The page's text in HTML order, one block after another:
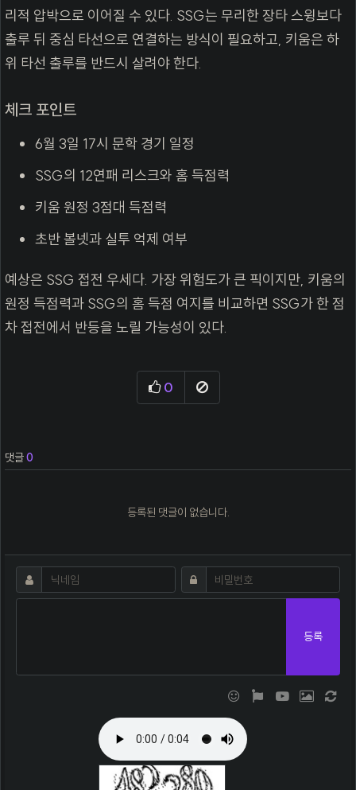
리적 압박으로 이어질 수 있다. SSG는 무리한 장타 스윙보다
출루 뒤 중심 타선으로 연결하는 방식이 필요하고, 키움은 하
위 타선 출루를 반드시 살려야 한다.
체크 포인트
6월 3일 17시 문학 경기 일정
SSG의 12연패 리스크와 홈 득점력
키움 원정 3점대 득점력
초반 볼넷과 실투 억제 여부
예상은 SSG 접전 우세다. 가장 위험도가 큰 픽이지만, 키움의
원정 득점력과 SSG의 홈 득점 여지를 비교하면 SSG가 한 점
차 접전에서 반등을 노릴 가능성이 있다.
0추천 신고
댓글0
등록된 댓글이 없습니다.
댓글쓰기
닉네임 필수 비밀번호필수
등록